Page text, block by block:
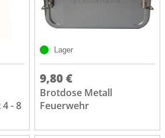
- 8
Lager
9,80 €
Brotdose Metall
Feuerwehr